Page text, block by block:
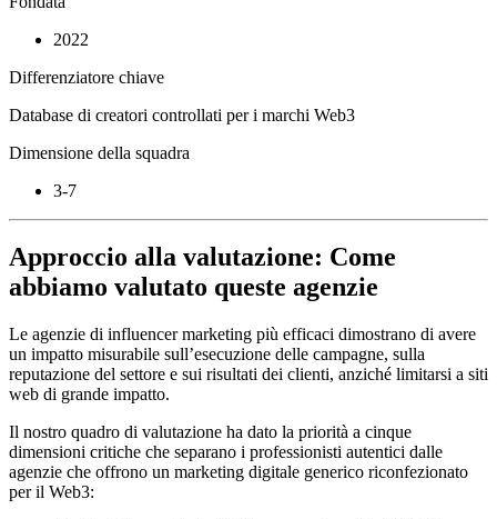
2022
Differenziatore chiave
Database di creatori controllati per i marchi Web3
Dimensione della squadra
3-7
Approccio alla valutazione: Come
abbiamo valutato queste agenzie
Le agenzie di influencer marketing più efficaci dimostrano di avere
un impatto misurabile sull’esecuzione delle campagne, sulla
reputazione del settore e sui risultati dei clienti, anziché limitarsi a siti
web di grande impatto.
Il nostro quadro di valutazione ha dato la priorità a cinque
dimensioni critiche che separano i professionisti autentici dalle
agenzie che offrono un marketing digitale generico riconfezionato
per il Web3: